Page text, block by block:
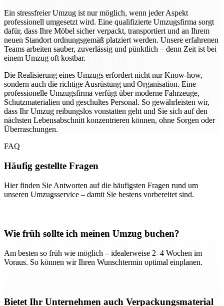
Ein stressfreier Umzug ist nur möglich, wenn jeder Aspekt
professionell umgesetzt wird. Eine qualifizierte Umzugsfirma sorgt
dafür, dass Ihre Möbel sicher verpackt, transportiert und an Ihrem
neuen Standort ordnungsgemäß platziert werden. Unsere erfahrenen
Teams arbeiten sauber, zuverlässig und pünktlich – denn Zeit ist bei
einem Umzug oft kostbar.
Die Realisierung eines Umzugs erfordert nicht nur Know-how,
sondern auch die richtige Ausrüstung und Organisation. Eine
professionelle Umzugsfirma verfügt über moderne Fahrzeuge,
Schutzmaterialien und geschultes Personal. So gewährleisten wir,
dass Ihr Umzug reibungslos vonstatten geht und Sie sich auf den
nächsten Lebensabschnitt konzentrieren können, ohne Sorgen oder
Überraschungen.
FAQ
Häufig gestellte Fragen
Hier finden Sie Antworten auf die häufigsten Fragen rund um
unseren Umzugsservice – damit Sie bestens vorbereitet sind.
Wie früh sollte ich meinen Umzug buchen?
Am besten so früh wie möglich – idealerweise 2–4 Wochen im
Voraus. So können wir Ihren Wunschtermin optimal einplanen.
Bietet Ihr Unternehmen auch Verpackungsmaterial